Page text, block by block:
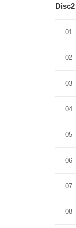
Disc2
01
02
03
04
05
06
07
08